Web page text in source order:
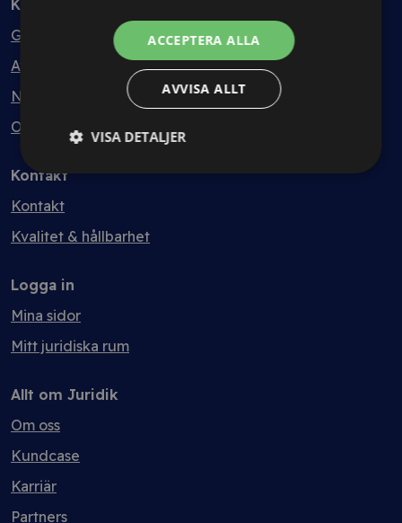
Kunskapsbank
Guider
Avtalsmallar
Nyheter
Ordlista
Kontakt
Kontakt
Kvalitet & hållbarhet
Logga in
Mina sidor
Mitt juridiska rum
Allt om Juridik
Om oss
Kundcase
Karriär
Partners
ACCEPTERA ALLA
AVVISA ALLT
VISA DETALJER